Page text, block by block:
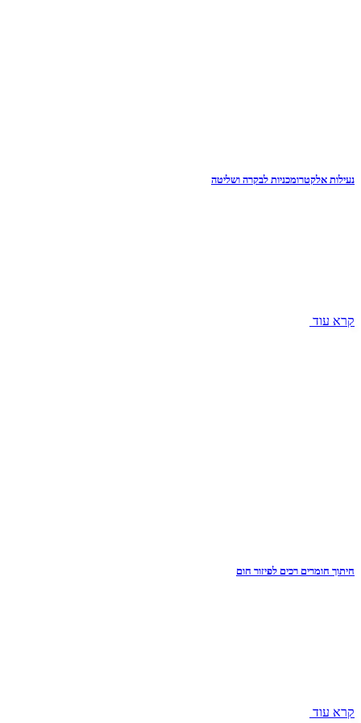
נעילות אלקטרומכניות לבקרה ושליטה
קרא עוד
חיתוך חומרים רכים לפיזור חום
קרא עוד